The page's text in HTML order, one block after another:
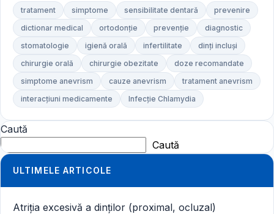
tratament simptome sensibilitate dentară
prevenire
dictionar medical
ortodonție prevenție
diagnostic
stomatologie
igienă orală infertilitate
dinți incluși
chirurgie orală
chirurgie obezitate
doze recomandate
simptome anevrism
cauze anevrism
tratament anevrism
interacțiuni medicamente
Infecție Chlamydia
Caută
Caută
ULTIMELE ARTICOLE
Atriția excesivă a dinților (proximal, ocluzal)